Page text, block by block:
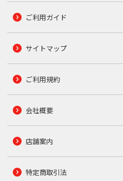
ご利用ガイド
サイトマップ
ご利用規約
会社概要
店舗案内
特定商取引法